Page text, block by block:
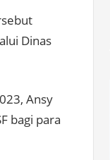
Dinas
Ansy
bagi para